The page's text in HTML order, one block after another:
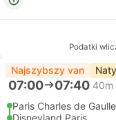
Podatki
Najszybszy van
07:00 07:40 40m
Paris Charles de
Disneyland Paris